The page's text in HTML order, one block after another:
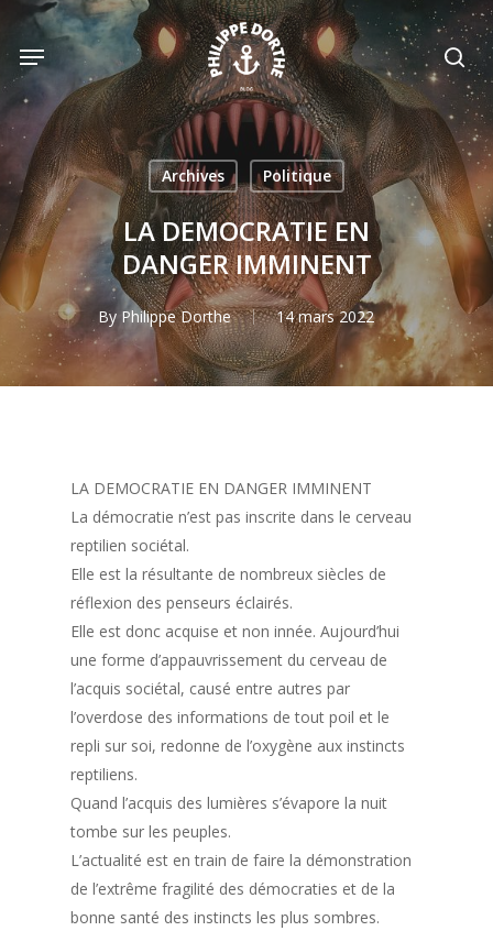
main
content
Menu
Archives Politique
LA DEMOCRATIE EN
DANGER IMMINENT
By Philippe Dorthe 14 mars 2022
LA DEMOCRATIE EN DANGER IMMINENT
La démocratie n’est pas inscrite dans le cerveau
reptilien sociétal.
Elle est la résultante de nombreux siècles de
réflexion des penseurs éclairés.
Elle est donc acquise et non innée. Aujourd’hui
une forme d’appauvrissement du cerveau de
l’acquis sociétal, causé entre autres par
l’overdose des informations de tout poil et le
repli sur soi, redonne de l’oxygène aux instincts
reptiliens.
Quand l’acquis des lumières s’évapore la nuit
tombe sur les peuples.
L’actualité est en train de faire la démonstration
de l’extrême fragilité des démocraties et de la
bonne santé des instincts les plus sombres.